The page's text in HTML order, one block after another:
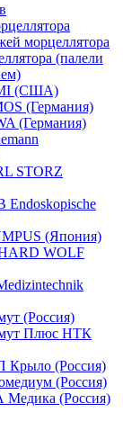
морцеллятора
(палели
(США)
(Германия)
(Германия)
STORZ
Endoskopische
(Япония)
WOLF
(Россия)
Плюс НТК
Крыло (Россия)
(Россия)
Медика (Россия)